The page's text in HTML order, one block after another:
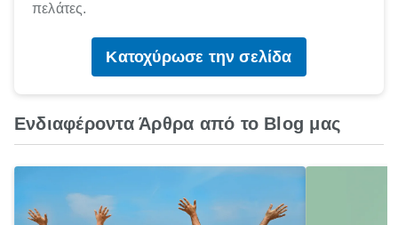
πελάτες.
Κατοχύρωσε την σελίδα
Ενδιαφέροντα Άρθρα από το Blog μας